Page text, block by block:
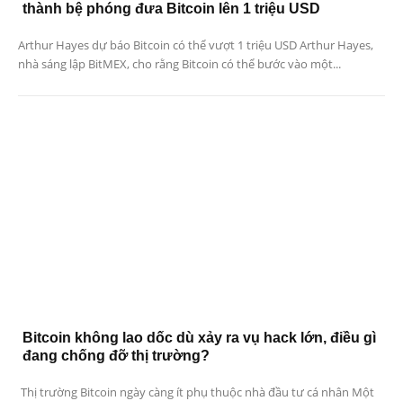
thành bệ phóng đưa Bitcoin lên 1 triệu USD
Arthur Hayes dự báo Bitcoin có thể vượt 1 triệu USD Arthur Hayes,
nhà sáng lập BitMEX, cho rằng Bitcoin có thể bước vào một...
Bitcoin không lao dốc dù xảy ra vụ hack lớn, điều gì
đang chống đỡ thị trường?
Thị trường Bitcoin ngày càng ít phụ thuộc nhà đầu tư cá nhân Một